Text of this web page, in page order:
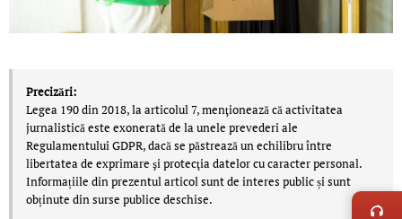
Precizări:
Legea 190 din 2018, la articolul 7, menţionează că activitatea
jurnalistică este exonerată de la unele prevederi ale
Regulamentului GDPR, dacă se păstrează un echilibru între
libertatea de exprimare şi protecţia datelor cu caracter personal.
Informațiile din prezentul articol sunt de interes public și sunt
obținute din surse publice deschise.